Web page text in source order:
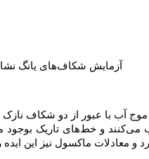
آزمایش شکاف‌های یانگ
موج آب با عبور از دو شکاف
می‌کنند و خط‌های تاریک
معادلات ماکسول نیز این ایده